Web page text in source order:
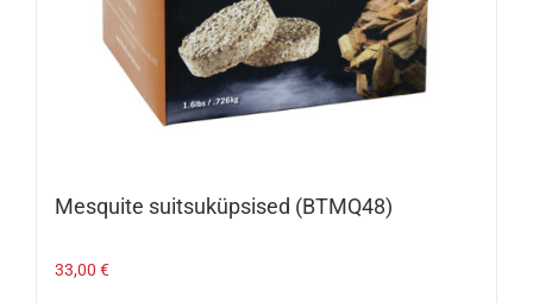
Mesquite suitsuküpsised (BTMQ48)
33,00 €